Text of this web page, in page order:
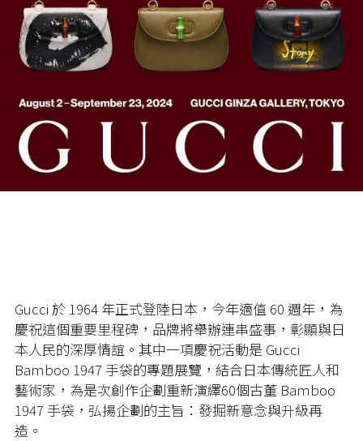
Gucci 於 1964 年正式登陸日本，今年適值 60 週年，為
慶祝這個重要里程碑，品牌將舉辦連串盛事，彰顯與日
本人民的深厚情誼。其中一項慶祝活動是 Gucci
Bamboo 1947 手袋的專題展覽，結合日本傳統匠人和
藝術家，為是次創作企劃重新演繹60個古董 Bamboo
1947 手袋，弘揚企劃的主旨：發掘新意念與升級再
造。